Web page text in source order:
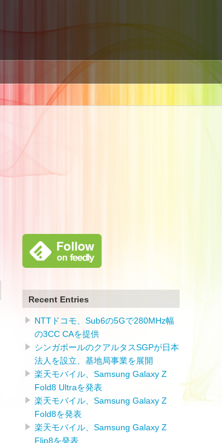
Recent Entries
NTTドコモ、Sub6の5Gで280MHz幅
の3CC CAを提供
シンガポールのクアルタスSGPが日本
法人を設立、基地局事業を展開
楽天モバイル、Samsung Galaxy Z
Fold8 Ultraを発表
楽天モバイル、Samsung Galaxy Z
Fold8を発表
楽天モバイル、Samsung Galaxy Z
Flip8を発表